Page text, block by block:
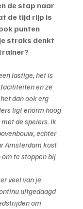
de stap naar
de tijd rijp is
punten
straks denkt
lastige, het is
en ze
dan ook erg
ligt enorm hoog
de spelers. Ik
echter
Amsterdam kost
om te stoppen bij
veel van je
uitgedaagd
om